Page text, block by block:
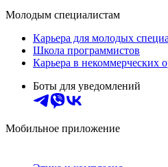
Молодым специалистам
Карьера для молодых
Школа программистов
Карьера в некоммерческих
Боты для уведомлений
Мобильное приложение